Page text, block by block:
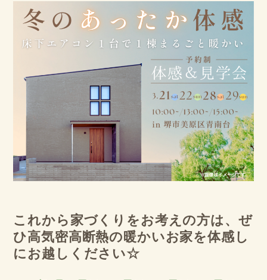
これから家づくりをお考えの方は、ぜ
ひ高気密高断熱の暖かいお家を体感し
にお越しください☆